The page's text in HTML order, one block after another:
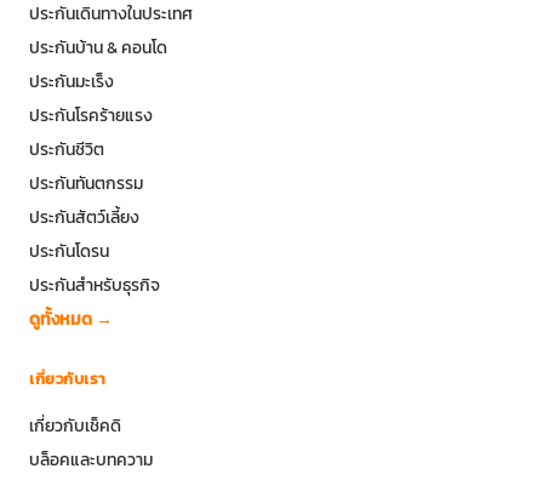
ประกันเดินทางในประเทศ
ประกันบ้าน & คอนโด
ประกันมะเร็ง
ประกันโรคร้ายแรง
ประกันชีวิต
ประกันทันตกรรม
ประกันสัตว์เลี้ยง
ประกันโดรน
ประกันสำหรับธุรกิจ
ดูทั้งหมด →
เกี่ยวกับเรา
เกี่ยวกับเช็คดิ
บล็อคและบทความ